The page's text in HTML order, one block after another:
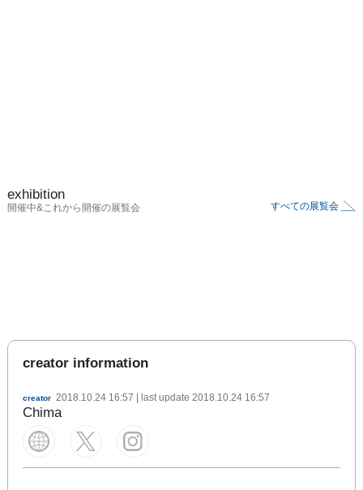
exhibition
開催中&これから開催の展覧会 すべての展覧会
creator information
creator 2018.10.24 16:57 | last update 2018.10.24 16:57
Chima